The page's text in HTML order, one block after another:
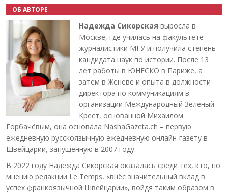
ОБ АВТОРЕ
Надежда Сикорская выросла в
Москве, где училась на факультете
журналистики МГУ и получила степень
кандидата наук по истории. После 13
лет работы в ЮНЕСКО в Париже, а
затем в Женеве и опыта в должности
директора по коммуникациям в
организации Международный Зелёный
Крест, основанной Михаилом
Горбачёвым, она основала NashaGazeta.ch – первую
ежедневную русскоязычную ежедневную онлайн-газету в
Швейцарии, запущенную в 2007 году.
В 2022 году Надежда Сикорская оказалась среди тех, кто, по
мнению редакции Le Temps, «внёс значительный вклад в
успех франкоязычной Швейцарии», войдя таким образом в